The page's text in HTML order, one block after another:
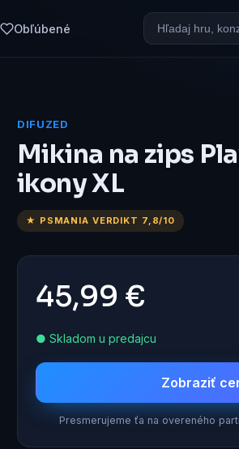
Obľúbené
DIFUZED
Mikina na zips
ikony XL
★ PSMANIA VERDIKT 7,8/10
45,99 €
● Skladom u predajcu
Zobraziť
Presmerujeme ťa na overeného